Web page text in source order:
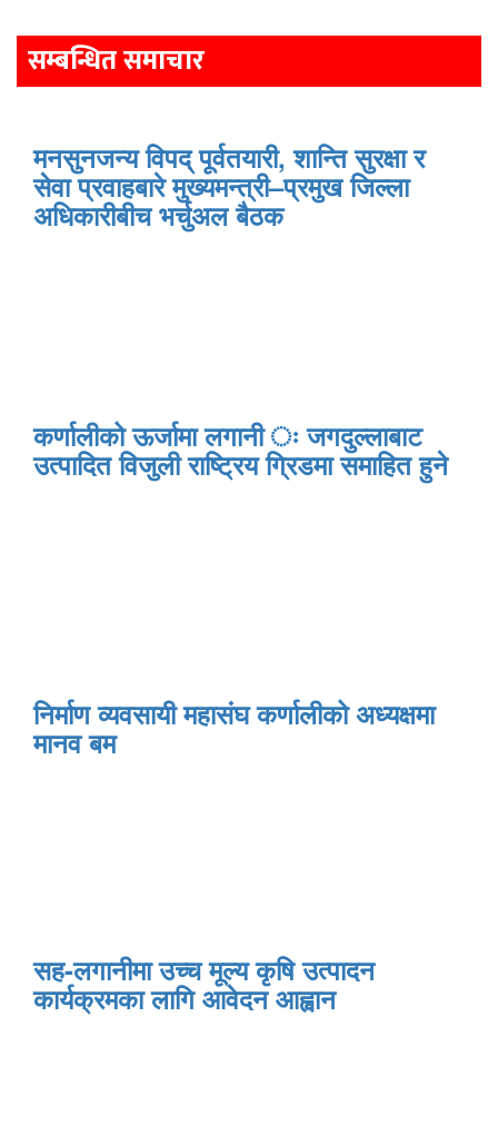
सम्बन्धित समाचार
मनसुनजन्य विपद् पूर्वतयारी, शान्ति सुरक्षा र
सेवा प्रवाहबारे मुख्यमन्त्री–प्रमुख जिल्ला
अधिकारीबीच भर्चुअल बैठक
कर्णालीको ऊर्जामा लगानी ः जगदुल्लाबाट
उत्पादित विजुली राष्ट्रिय ग्रिडमा समाहित हुने
निर्माण व्यवसायी महासंघ कर्णालीको अध्यक्षमा
मानव बम
सह-लगानीमा उच्च मूल्य कृषि उत्पादन
कार्यक्रमका लागि आवेदन आह्वान